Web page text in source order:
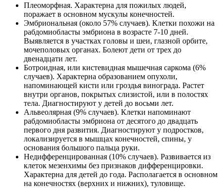
Плеоморфная. Характерна для пожилых людей,
поражает в основном мускулы конечностей.
Эмбриональная (около 57% случаев). Клетки похожи на
рабдомиобласты эмбриона в возрасте 7-10 дней.
Выявляется в участках головы и шеи, глазной орбите,
мочеполовых органах. Болеют дети от трех до
двенадцати лет.
Ботроидная, или кистевидная мышечная саркома (6%
случаев). Характерна образованием опухоли,
напоминающей кисти или гроздья винограда. Растет
внутри органов, покрытых слизистой, или в полостях
тела. Диагностируют у детей до восьми лет.
Альвеолярная (9% случаев). Клетки напоминают
рабдомиобласты эмбриона от десятого до двадцать
первого дня развития. Диагностируют у подростков,
локализируется в мышцах конечностей, спины, у
основания большого пальца руки.
Недифференцированная (10% случаев). Развивается из
клеток мезенхимы без признаков дифференцировки.
Характерна для детей до года. Располагается в основном
на конечностях (верхних и нижних), туловище.